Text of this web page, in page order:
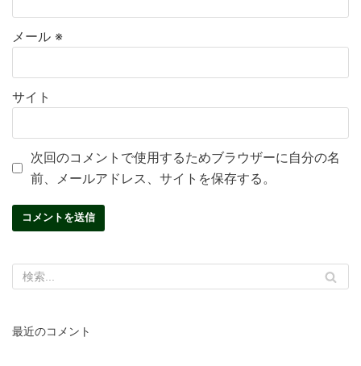
メール ※
サイト
次回のコメントで使用するためブラウザーに自分の名
前、メールアドレス、サイトを保存する。
最近のコメント